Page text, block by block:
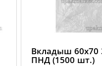
Вкладыш 60х70
ПНД (1500 шт.)